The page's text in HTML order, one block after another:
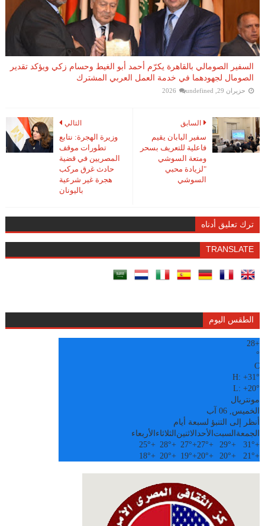
السفير الصومالي بالقاهرة يكرّم أحمد أبو الغيط وحسام زكي ويؤكد تقدير
الصومال لجهودهما في خدمة العمل العربي المشترك
حزيران 29, 2026 undefined
التالي
وزيرة الهجرة: نتابع
تطورات موقف
المصريين في قضية
حادث غرق مركب
هجرة غير شرعية
باليونان
السابق
سفير اليابان يقيم
فاعلية للتعريف بسحر
ومتعة السوشي
"لزيادة محبي
السوشي
ترك تعليق أدناه
TRANSLATE
الطقس اليوم
+
28
°
C
H:+31°
L:+20°
مونتريال
الخميس, 06 آب
أنظر إلى التنبؤ لسبعة أيام
الجمعة السبت الأحدالاثنين الثلاثاء الأربعاء
+
31°
+
29°
+
27°
+
27°
+
28°
+
25°
+
21°
+
20°
+
20°
+
19°
+
20°
+
18°